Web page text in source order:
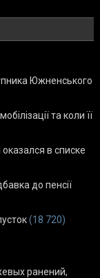
Южненського
та коли її
в списке
до пенсії
(18 720)
ранений,